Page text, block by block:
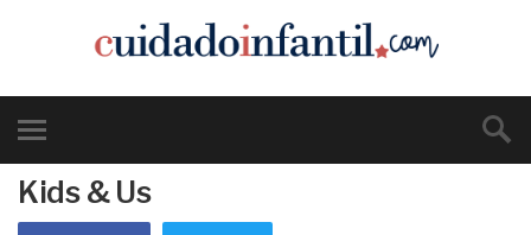
Kids & Us